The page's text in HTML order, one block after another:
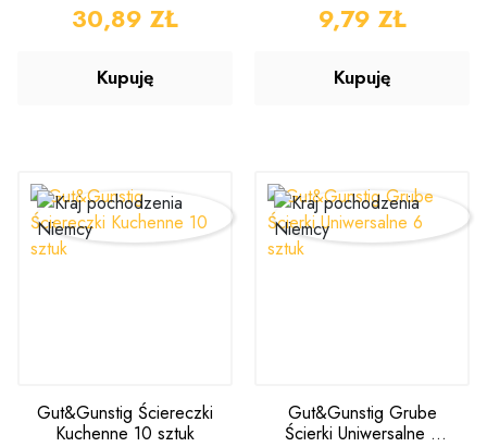
CENA
30,89 ZŁ
Kupuję
CENA
9,79 ZŁ
Kupuję
Gut&Gunstig Ściereczki
Kuchenne 10 sztuk
Gut&Gunstig Grube
Ścierki Uniwersalne 6